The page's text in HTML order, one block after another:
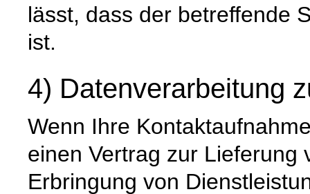
lässt, dass der betreffende
ist.
4) Datenverarbeitung
Wenn Ihre
einen Vertrag zur Lieferung
Erbringung von